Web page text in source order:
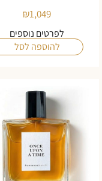
₪1,049
לפרטים נוספים
להוספה לסל